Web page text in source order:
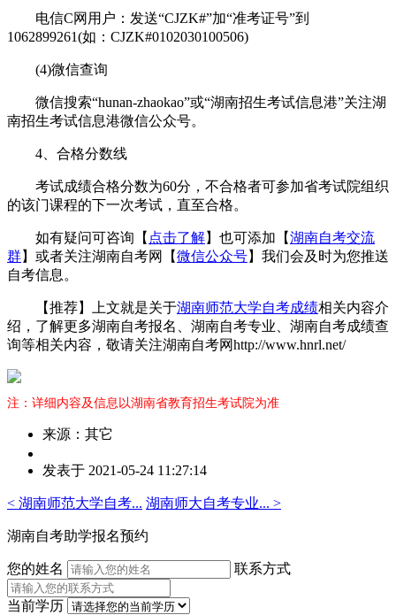
电信C网用户：发送“CJZK#”加“准考证号”到
1062899261(如：CJZK#0102030100506)
(4)微信查询
微信搜索“hunan-zhaokao”或“湖南招生考试信息港”关注湖
南招生考试信息港微信公众号。
4、合格分数线
考试成绩合格分数为60分，不合格者可参加省考试院组织
的该门课程的下一次考试，直至合格。
如有疑问可咨询【 点击了解】也可添加【湖南自考交流
群】或者关注湖南自考网【微信公众号】我们会及时为您推送
自考信息。
【推荐】上文就是关于湖南师范大学自考成绩相关内容介
绍，了解更多湖南自考报名、湖南自考专业、湖南自考成绩查
询等相关内容，敬请关注湖南自考网http://www.hnrl.net/
注：详细内容及信息以湖南省教育招生考试院为准
来源：其它
者：
老
师
发表于 2021-05-24 11:27:14
< 湖南师范大学自考... 湖南师大自考专业... >
湖南自考助学报名预约
您的姓名 联系方式
当前学历